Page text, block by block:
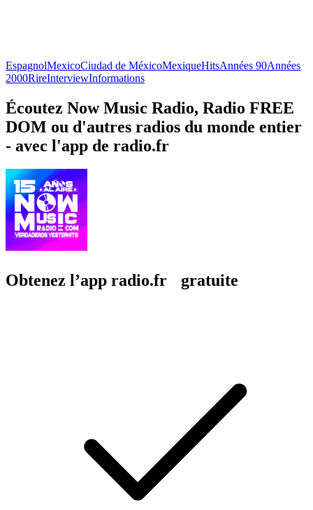
EspagnolMexicoCiudad de MéxicoMexiqueHitsAnnées 90Années
2000RireInterviewInformations
Écoutez Now Music Radio, Radio FREE
DOM ou d'autres radios du monde entier
- avec l'app de radio.fr
Obtenez l’app radio.fr gratuite